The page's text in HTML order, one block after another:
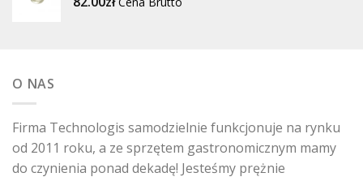
O NAS
Firma Technologis samodzielnie funkcjonuje na rynku
od 2011 roku, a ze sprzętem gastronomicznym mamy
do czynienia ponad dekadę! Jesteśmy prężnie